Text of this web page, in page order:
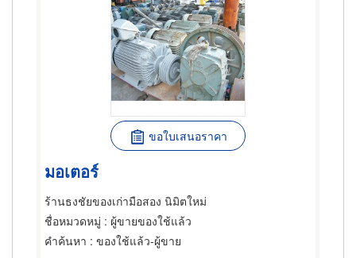
ขอใบเสนอราคา
มอเตอร์
ร้านธงชัยของเก่ามือสอง นิมิตใหม่
ชื่อหมวดหมู่ : ผู้ขายของใช้แล้ว
คำค้นหา : ของใช้แล้ว-ผู้ขาย